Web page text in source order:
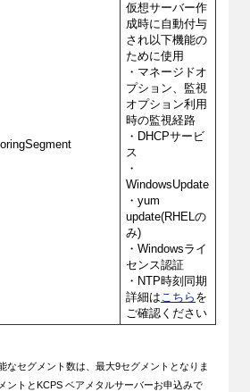
仮想サーバー作
成時に自動付与
され以下機能の
ために使用
・マネージドオ
プション、監視
オプション利用
時の監視経路
・DHCPサービ
ス
・
WindowsUpdate
・yum
update(RHELの
み)
・Windowsライ
センス認証
・NTP時刻同期
詳細はこちら を
ご確認ください
なセグメント数は、最大9セグメントとなりま
ントとKCPS ベアメタルサーバーお申込みで